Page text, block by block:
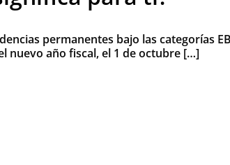
permanentes bajo las categorías
nuevo año fiscal, el 1 de octubre […]